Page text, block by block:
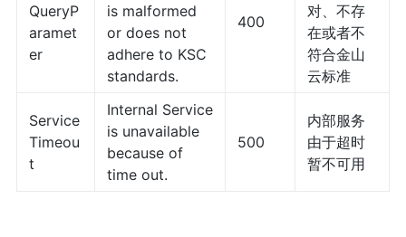
QueryP
aramet
er
is malformed
or does not
adhere to KSC
standards.
400
对、不存
在或者不
符合金山
云标准
Service
Timeou
t
Internal Service
is unavailable
because of
time out.
500
内部服务
由于超时
暂不可用